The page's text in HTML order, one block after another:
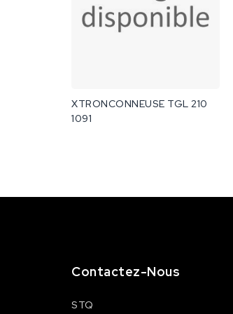
XTRONCONNEUSE TGL 210
1091
Contactez-Nous
STQ